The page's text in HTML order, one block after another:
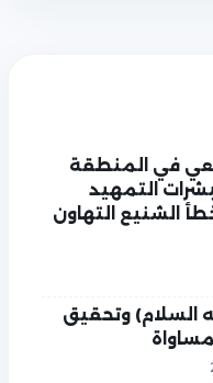
في المنطقة
التمهيد
الشنيع التهاون
السلام) وتحقيق